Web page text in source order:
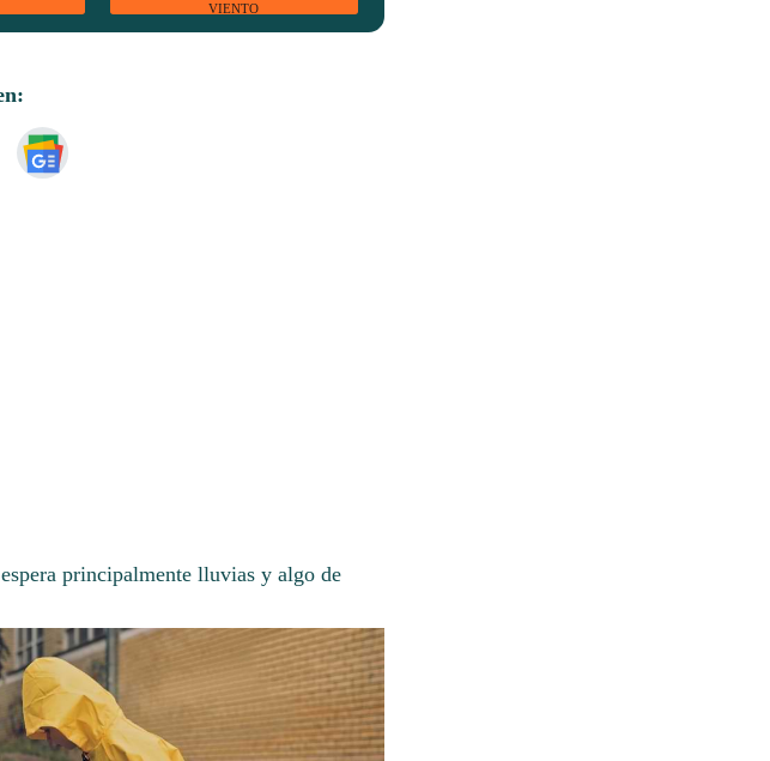
VIENTO
principalmente lluvias y algo de